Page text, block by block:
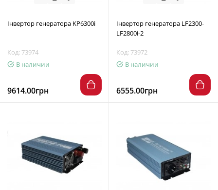
Інвертор генератора KP6300i
Код: 73974
В наличии
9614.00грн
Інвертор генератора LF2300-
LF2800i-2
Код: 73972
В наличии
6555.00грн